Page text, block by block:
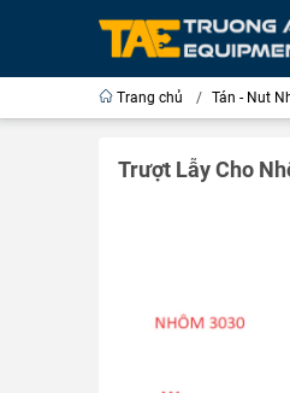
Trang chủ / Tán - Nut
Trượt Lẫy Cho